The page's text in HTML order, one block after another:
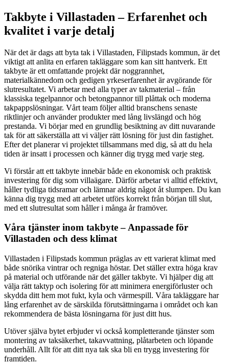
Takbyte i Villastaden – Erfarenhet och
kvalitet i varje detalj
När det är dags att byta tak i Villastaden, Filipstads kommun, är det
viktigt att anlita en erfaren takläggare som kan sitt hantverk. Ett
takbyte är ett omfattande projekt där noggrannhet,
materialkännedom och gedigen yrkeserfarenhet är avgörande för
slutresultatet. Vi arbetar med alla typer av takmaterial – från
klassiska tegelpannor och betongpannor till plåttak och moderna
takpappslösningar. Vårt team följer alltid branschens senaste
riktlinjer och använder produkter med lång livslängd och hög
prestanda. Vi börjar med en grundlig besiktning av ditt nuvarande
tak för att säkerställa att vi väljer rätt lösning för just din fastighet.
Efter det planerar vi projektet tillsammans med dig, så att du hela
tiden är insatt i processen och känner dig trygg med varje steg.
Vi förstår att ett takbyte innebär både en ekonomisk och praktisk
investering för dig som villaägare. Därför arbetar vi alltid effektivt,
håller tydliga tidsramar och lämnar aldrig något åt slumpen. Du kan
känna dig trygg med att arbetet utförs korrekt från början till slut,
med ett slutresultat som håller i många år framöver.
Våra tjänster inom takbyte – Anpassade för
Villastaden och dess klimat
Villastaden i Filipstads kommun präglas av ett varierat klimat med
både snörika vintrar och regniga höstar. Det ställer extra höga krav
på material och utförande när det gäller takbyte. Vi hjälper dig att
välja rätt taktyp och isolering för att minimera energiförluster och
skydda ditt hem mot fukt, kyla och värmespill. Våra takläggare har
lång erfarenhet av de särskilda förutsättningarna i området och kan
rekommendera de bästa lösningarna för just ditt hus.
Utöver själva bytet erbjuder vi också kompletterande tjänster som
montering av taksäkerhet, takavvattning, plåtarbeten och löpande
underhåll. Allt för att ditt nya tak ska bli en trygg investering för
framtiden.